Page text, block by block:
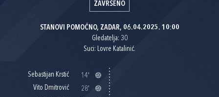
ZAVRŠENO
STANOVI POMOĆNO, ZADAR, 06.04.2025. 10:00
Gledatelja: 30
Suci: Lovre Katalinić.
Sebastijan Krstić
14'
Vito Dmitrović
28'